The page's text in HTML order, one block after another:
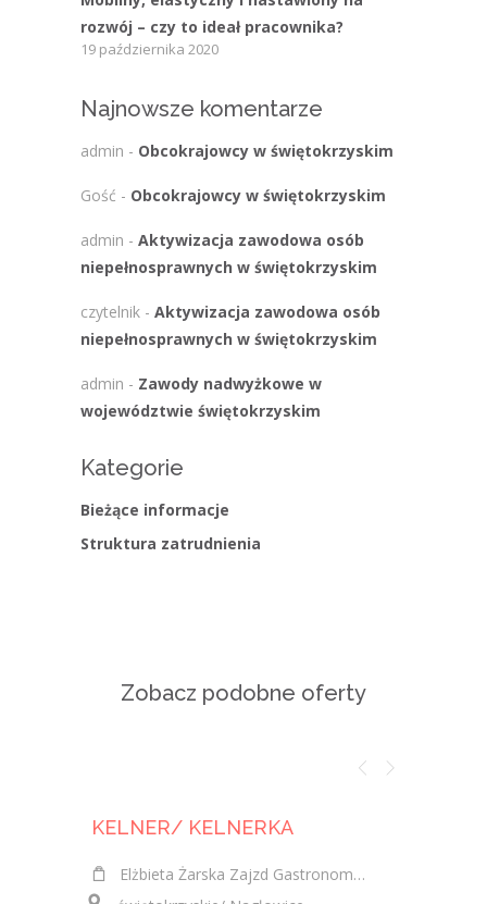
rozwój – czy to ideał pracownika?
19 października 2020
Najnowsze komentarze
admin - Obcokrajowcy w świętokrzyskim
Gość - Obcokrajowcy w świętokrzyskim
admin - Aktywizacja zawodowa osób
niepełnosprawnych w świętokrzyskim
czytelnik - Aktywizacja zawodowa osób
niepełnosprawnych w świętokrzyskim
admin - Zawody nadwyżkowe w
województwie świętokrzyskim
Kategorie
Bieżące informacje
Struktura zatrudnienia
Zobacz podobne oferty
KELNER/ KELNERKA
Elżbieta Żarska Zajzd Gastronomiczny "u Reja-Motel Nagłowice"